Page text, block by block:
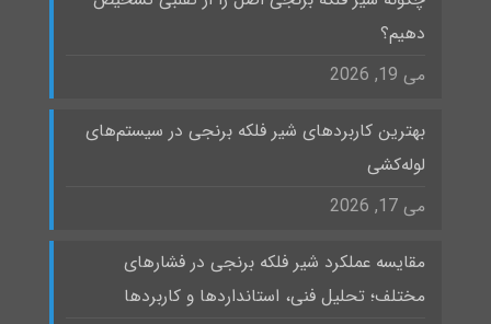
دهیم؟
می 19, 2026
بهترین کاربردهای شیر فلکه برنجی در سیستم‌های
لوله‌کشی
می 17, 2026
مقایسه عملکرد شیر فلکه برنجی در فشارهای
مختلف؛ تحلیل فنی، استانداردها و کاربردها